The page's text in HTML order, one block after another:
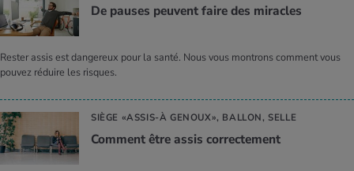
De pauses peuvent faire des miracles
Rester assis est dangereux pour la santé. Nous vous montrons comment vous
pouvez réduire les risques.
SIÈGE «ASSIS-À GENOUX», BALLON, SELLE
Com­ment être assis cor­rec­te­ment